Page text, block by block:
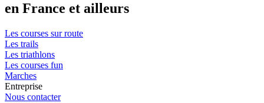
en France et ailleurs
Les courses sur route
Les trails
Les triathlons
Les courses fun
Marches
Entreprise
Nous contacter